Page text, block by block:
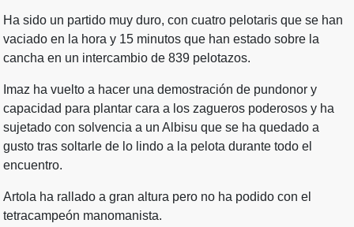
Ha sido un partido muy duro, con cuatro pelotaris que se han
vaciado en la hora y 15 minutos que han estado sobre la
cancha en un intercambio de 839 pelotazos.
Imaz ha vuelto a hacer una demostración de pundonor y
capacidad para plantar cara a los zagueros poderosos y ha
sujetado con solvencia a un Albisu que se ha quedado a
gusto tras soltarle de lo lindo a la pelota durante todo el
encuentro.
Artola ha rallado a gran altura pero no ha podido con el
tetracampeón manomanista.